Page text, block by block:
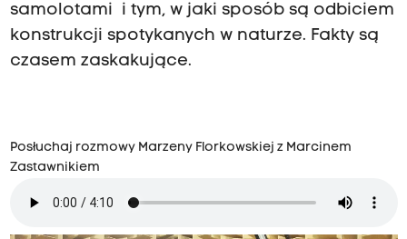
samolotami i tym, w jaki sposób są odbiciem
konstrukcji spotykanych w naturze. Fakty są
czasem zaskakujące.
Posłuchaj rozmowy Marzeny Florkowskiej z Marcinem
Zastawnikiem